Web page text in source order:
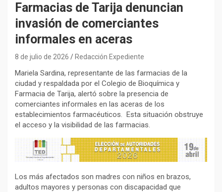
Farmacias de Tarija denuncian
invasión de comerciantes
informales en aceras
8 de julio de 2026 Redacción Expediente
Mariela Sardina, representante de las farmacias de la
ciudad y respaldada por el Colegio de Bioquímica y
Farmacia de Tarija, alertó sobre la presencia de
comerciantes informales en las aceras de los
establecimientos farmacéuticos. Esta situación obstruye
el acceso y la visibilidad de las farmacias.
Los más afectados son madres con niños en brazos,
adultos mayores y personas con discapacidad que